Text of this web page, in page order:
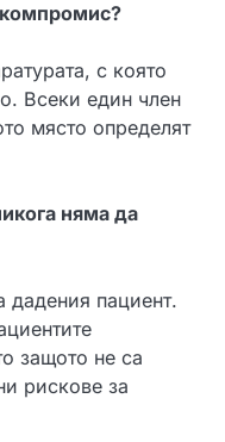
компромис?
с която
Всеки един член
място определят
няма да
дадения пациент.
защото не са
рискове за